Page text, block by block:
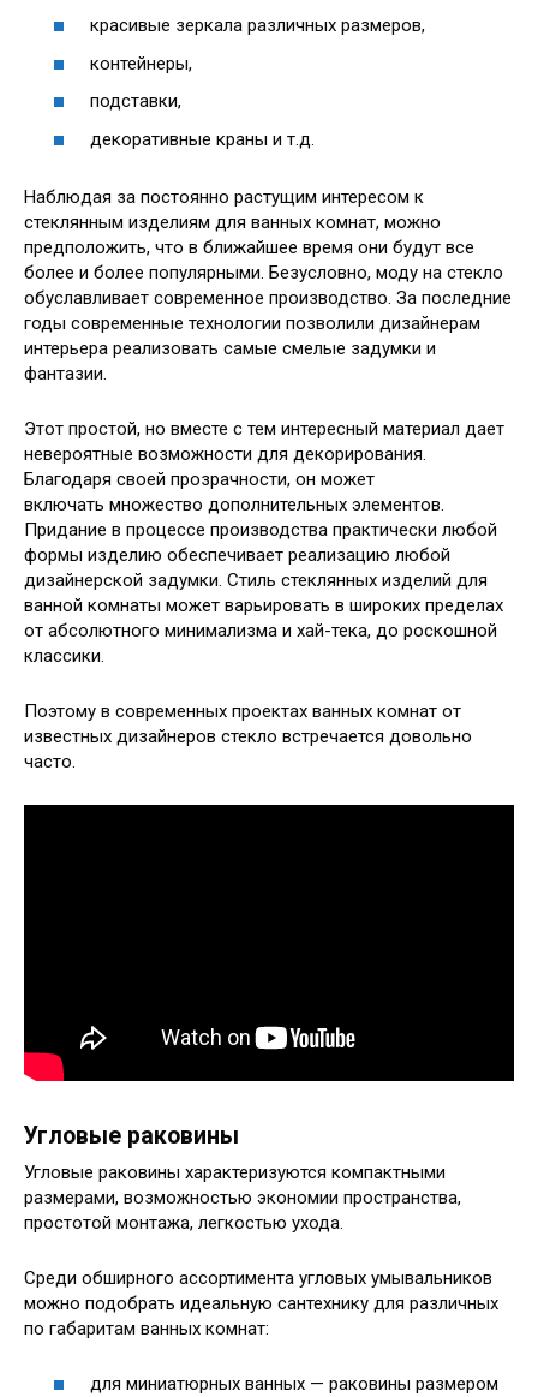
красивые зеркала различных размеров,
контейнеры,
подставки,
декоративные краны и т.д.
Наблюдая за постоянно растущим интересом к
стеклянным изделиям для ванных комнат, можно
предположить, что в ближайшее время они будут все
более и более популярными. Безусловно, моду на стекло
обуславливает современное производство. За последние
годы современные технологии позволили дизайнерам
интерьера реализовать самые смелые задумки и
фантазии.
Этот простой, но вместе с тем интересный материал дает
невероятные возможности для декорирования.
Благодаря своей прозрачности, он может
включать множество дополнительных элементов.
Придание в процессе производства практически любой
формы изделию обеспечивает реализацию любой
дизайнерской задумки. Стиль стеклянных изделий для
ванной комнаты может варьировать в широких пределах
от абсолютного минимализма и хай-тека, до роскошной
классики.
Поэтому в современных проектах ванных комнат от
известных дизайнеров стекло встречается довольно
часто.
Угловые раковины
Угловые раковины характеризуются компактными
размерами, возможностью экономии пространства,
простотой монтажа, легкостью ухода.
Среди обширного ассортимента угловых умывальников
можно подобрать идеальную сантехнику для различных
по габаритам ванных комнат:
для миниатюрных ванных — раковины размером